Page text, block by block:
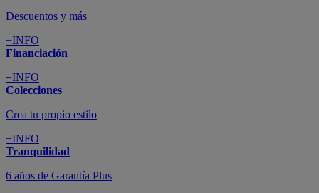
Descuentos y más
+INFO
Financiación
+INFO
Colecciones
Crea tu propio estilo
+INFO
Tranquilidad
6 años de Garantía Plus